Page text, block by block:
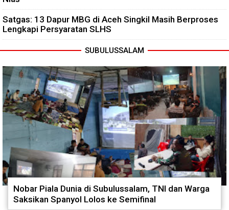
Satgas: 13 Dapur MBG di Aceh Singkil Masih Berproses
Lengkapi Persyaratan SLHS
SUBULUSSALAM
Nobar Piala Dunia di Subulussalam, TNI dan Warga
Saksikan Spanyol Lolos ke Semifinal